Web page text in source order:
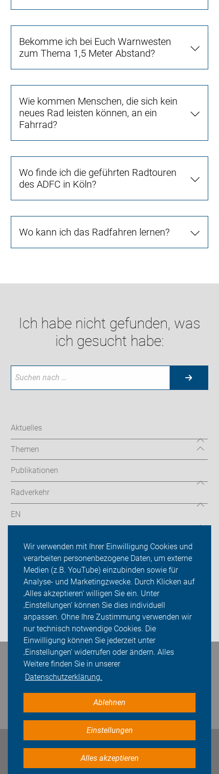
Wir verwenden mit Ihrer Einwilligung Cookies und
verarbeiten personenbezogene Daten, um externe
Medien (z.B. YouTube) einzubinden sowie für
Analyse- und Marketingzwecke. Durch Klicken auf
‚Alles akzeptieren‘ willigen Sie ein. Unter
‚Einstellungen‘ können Sie dies individuell
anpassen. Ohne Ihre Zustimmung verwenden wir
nur technisch notwendige Cookies. Die
Einwilligung können Sie jederzeit unter
‚Einstellungen‘ widerrufen oder ändern. Alles
Weitere finden Sie in unserer
Datenschutzerklärung.
Ablehnen
Einstellungen
Alles akzeptieren
Bekomme ich bei Euch Warnwesten
zum Thema 1,5 Meter Abstand?
Wie kommen Menschen, die sich kein
neues Rad leisten können, an ein
Fahrrad?
Wo finde ich die geführten Radtouren
des ADFC in Köln?
Wo kann ich das Radfahren lernen?
Ich habe nicht gefunden, was
ich gesucht habe:
Aktuelles
Themen
Publikationen
Radverkehr
EN
ADFC Köln
Sei dabei
Presse
Bleiben Sie in Kontakt